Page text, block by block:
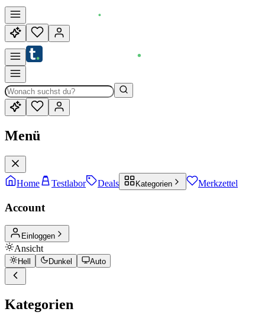
Menü
Home Testlabor Deals Kategorien Merkzettel
Account
Einloggen
Ansicht
Hell Dunkel Auto
Kategorien